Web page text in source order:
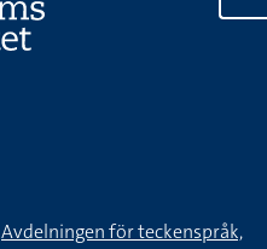
Avdelningen för teckenspråk,